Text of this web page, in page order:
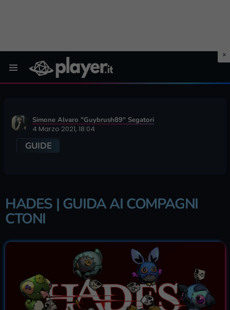
Simone Alvaro "Guybrush89" Segatori
4 Marzo 2021, 18:04
GUIDE
HADES | GUIDA AI COMPAGNI
CTONI